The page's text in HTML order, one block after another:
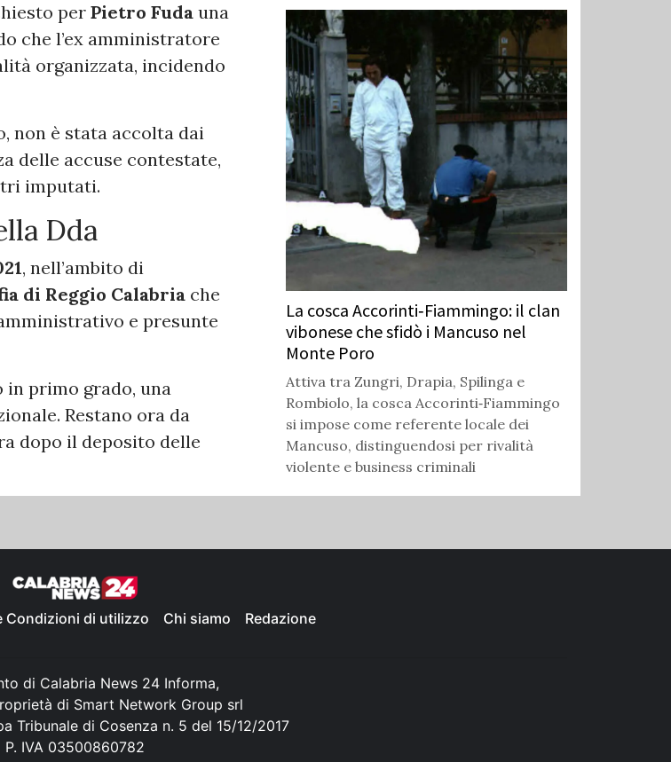
per Pietro Fuda una
che l’ex amministratore
organizzata, incidendo
non è stata accolta dai
delle accuse contestate,
imputati.
Dda
, nell’ambito di
di Reggio Calabria che
e presunte
in primo grado, una
Restano ora da
dopo il deposito delle
La cosca Accorinti‑Fiammingo: il clan
vibonese che sfidò i Mancuso nel
Monte Poro
Attiva tra Zungri, Drapia, Spilinga e
Rombiolo, la cosca Accorinti‑Fiammingo
si impose come referente locale dei
Mancuso, distinguendosi per rivalità
violente e business criminali
Condizioni di utilizzo Chi siamo Redazione
di Calabria News 24 Informa,
di Smart Network Group srl
Tribunale di Cosenza n. 5 del 15/12/2017
P. IVA 03500860782